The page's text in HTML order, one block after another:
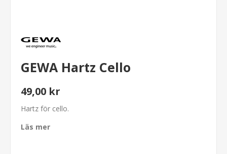
GEWA Hartz Cello
49,00 kr
Hartz för cello.
Läs mer